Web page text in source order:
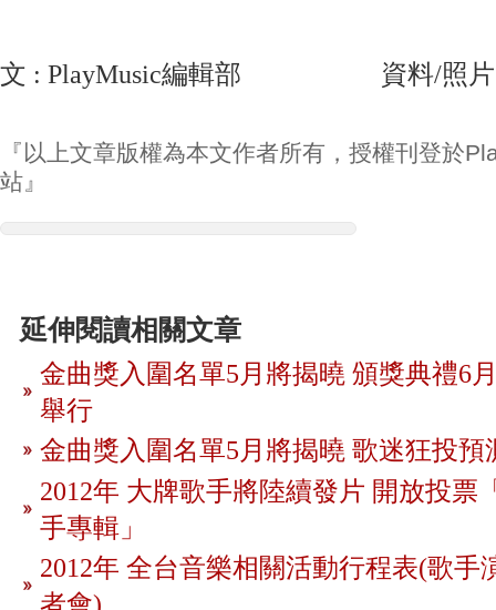
文 : PlayMusic編輯部 資料/照片
『以上文章版權為本文作者所有，授權刊登於
站』
延伸閱讀相關文章
金曲獎入圍名單5月將揭曉 頒獎典禮6
舉行
金曲獎入圍名單5月將揭曉 歌迷狂投預
2012年 大牌歌手將陸續發片 開放投票
手專輯」
2012年 全台音樂相關活動行程表(歌手
者會)